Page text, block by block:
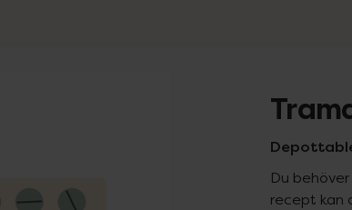
Du
recept kan